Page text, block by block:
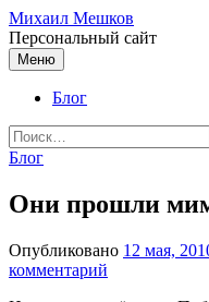
Перейти
к
содержимому
Михаил Мешков
Персональный сайт
Меню
Блог
Найти:
Блог
Они прошли
Опубликовано 12 мая,
комментарий